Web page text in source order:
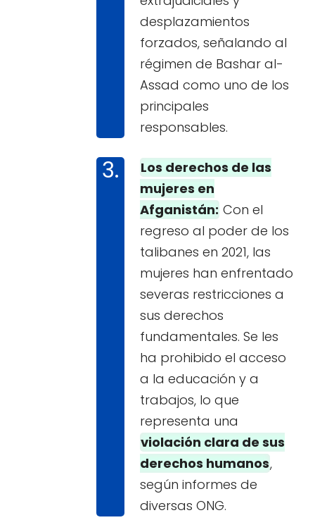
desplazamientos
forzados, señalando al
régimen de Bashar al-
Assad como uno de los
principales
responsables.
Los derechos de las
mujeres en
Afganistán: Con el
regreso al poder de los
talibanes en 2021, las
mujeres han enfrentado
severas restricciones a
sus derechos
fundamentales. Se les
ha prohibido el acceso
a la educación y a
trabajos, lo que
representa una
violación clara de sus
derechos humanos,
según informes de
diversas ONG.